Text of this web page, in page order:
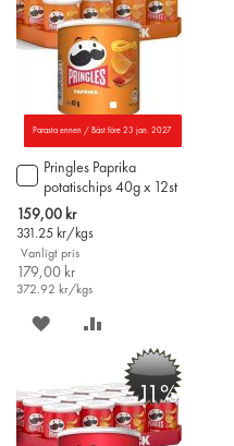
Parasta ennen / Bäst före 23 jan. 2027
Pringles Paprika
potatischips 40g x 12st
Special
Price
159,00 kr
331.25 kr/kgs
Vanligt pris
179,00 kr
372.92 kr/kgs
Lägg
till
i
varukorgen
SPARA
ÖNSKELISTAN
JÄMFÖR
-11%